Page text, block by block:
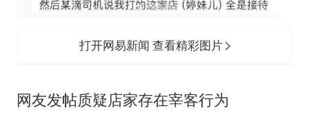
打开网易新闻 查看精彩图片
网友发帖质疑店家存在宰客行为